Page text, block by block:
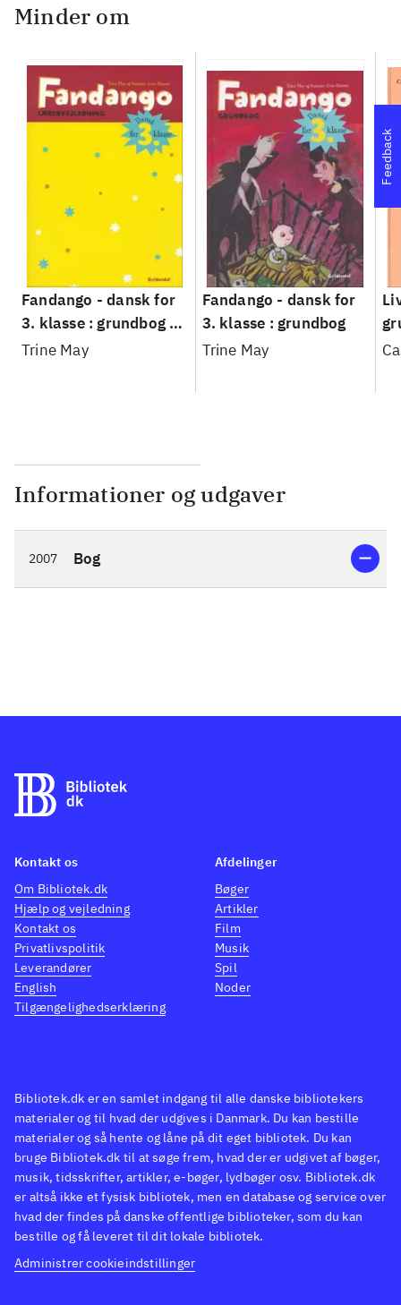
Minder om
Fandango - dansk for
3. klasse : grundbog --
Lærervejledning
Trine May
Fandango - dansk for
3. klasse : grundbog
Trine May
Informationer og udgaver
2007 Bog
Feedback
Bibliotek.dk er en samlet indgang til alle danske bibliotekers
materialer og til hvad der udgives i Danmark. Du kan bestille
materialer og så hente og låne på dit eget bibliotek. Du kan
bruge Bibliotek.dk til at søge frem, hvad der er udgivet af bøger,
musik, tidsskrifter, artikler, e-bøger, lydbøger osv. Bibliotek.dk
er altså ikke et fysisk bibliotek, men en database og service over
hvad der findes på danske offentlige biblioteker, som du kan
bestille og få leveret til dit lokale bibliotek.
Administrer cookieindstillinger
Kontakt os
Om Bibliotek.dk
Hjælp og vejledning
Kontakt os
Privatlivspolitik
Leverandører
English
Tilgængelighedserklæring
Afdelinger
Bøger
Artikler
Film
Musik
Spil
Noder